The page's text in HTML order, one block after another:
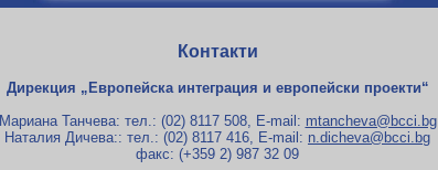
Контакти
Дирекция „Европейска интеграция и европейски проекти“
Мариана Танчева: тел.: (02) 8117 508, E-mail: mtancheva@bcci.bg
Наталия Дичева:: тел.: (02) 8117 416, E-mail: n.dicheva@bcci.bg
факс: (+359 2) 987 32 09